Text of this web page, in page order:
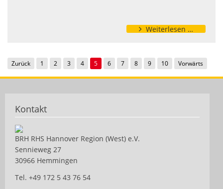
Weiterlesen …
Seitennummerierung der Beiträge
Zurück 1 2 3 4 5 6 7 8 9 10 Vorwärts
Kontakt
BRH RHS Hannover Region (West) e.V.
Sennieweg 27
30966 Hemmingen
Tel. +49 172 5 43 76 54